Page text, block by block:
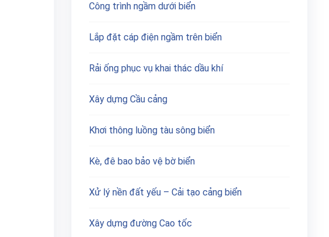
Công trình ngầm dưới biển
Lắp đặt cáp điện ngầm trên biển
Rải ống phục vụ khai thác dầu khí
Xây dựng Cầu cảng
Khơi thông luồng tàu sông biển
Kè, đê bao bảo vệ bờ biển
Xử lý nền đất yếu – Cải tạo cảng biển
Xây dựng đường Cao tốc